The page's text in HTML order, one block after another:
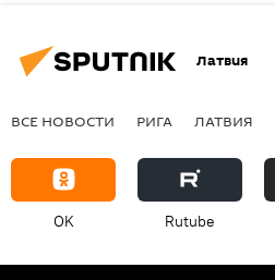
Латвия
ВСЕ НОВОСТИ РИГА ЛАТВИЯ
OK Rutube